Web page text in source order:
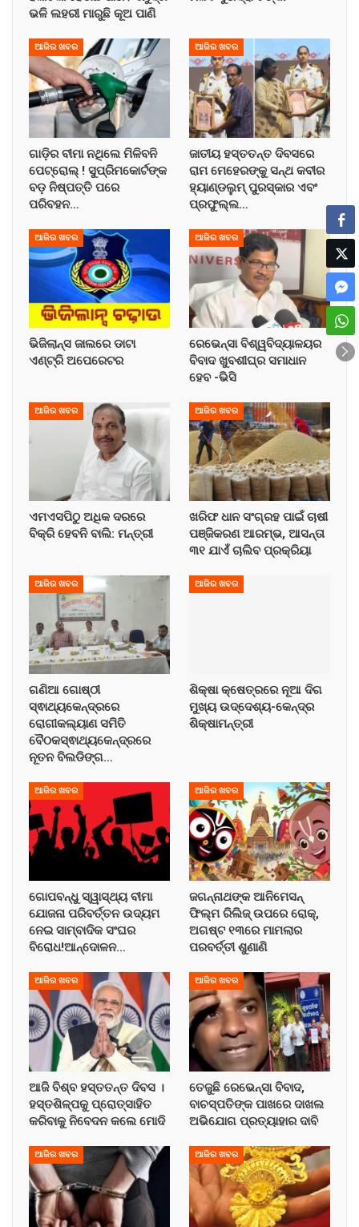
ଭଳି ଲହରୀ ମାରୁଛି କୂଅ ପାଣି
ଆଜିର ଖବର
ଗାଡ଼ିର ବୀମା ନଥିଲେ ମିଳିବନି
ପେଟ୍ରୋଲ୍ ! ସୁପ୍ରିମକୋର୍ଟଙ୍କ
ବଡ଼ ନିଷ୍ପତ୍ତି ପରେ
ପରିବହନ…
ଆଜିର ଖବର
ଜାତୀୟ ହସ୍ତତନ୍ତ ଦିବସରେ
ରାମ ମେହେରଙ୍କୁ ସନ୍ଥ କବୀର
ହ୍ୟାଣ୍ଡଲୁମ୍ ପୁରସ୍କାର ଏବଂ
ପ୍ରଫୁଲ୍ଲ…
ଆଜିର ଖବର
ଭିଜିଲାନ୍ସ ଜାଲରେ ଡାଟା
ଏଣ୍ଟ୍ରି ଅପେରେଟର
ଆଜିର ଖବର
ରେଭେନ୍ସା ବିଶ୍ୱବିଦ୍ୟାଳୟର
ବିବାଦ ଖୁବଶୀଘ୍ର ସମାଧାନ
ହେବ -ଭିସି
ଆଜିର ଖବର
ଏମଏସପିଠୁ ଅଧିକ ଦରରେ
ବିକ୍ରି ହେବନି ବାଲି: ମନ୍ତ୍ରୀ
ଆଜିର ଖବର
ଖରିଫ ଧାନ ସଂଗ୍ରହ ପାଇଁ ଚାଷୀ
ପଞ୍ଜିକରଣ ଆରମ୍ଭ, ଆସନ୍ତା
୩୧ ଯାଏଁ ଚାଲିବ ପ୍ରକ୍ରିୟା
ଆଜିର ଖବର
ଗଣିଆ ଗୋଷ୍ଠୀ
ସ୍ଵାଥ୍ୟକେନ୍ଦ୍ରରେ
ରୋଗୀକଲ୍ୟାଣ ସମିତି
ବୈଠକସ୍ଵାଥ୍ୟକେନ୍ଦ୍ରରେ
ନୂତନ ବିଲଡିଙ୍ଗ…
ଆଜିର ଖବର
ଶିକ୍ଷା କ୍ଷେତ୍ରରେ ନୂଆ ଦିଗ
ମୁଖ୍ୟ ଉଦ୍ଦେଶ୍ୟ-କେନ୍ଦ୍ର
ଶିକ୍ଷାମନ୍ତ୍ରୀ
ଆଜିର ଖବର
ଗୋପବନ୍ଧୁ ସ୍ୱାସ୍ଥ୍ୟ ବୀମା
ଯୋଜନା ପରିବର୍ତ୍ତନ ଉଦ୍ୟମ
ନେଇ ସାମ୍ବାଦିକ ସଂଘର
ବିରୋଧ!ଆନ୍ଦୋଳନ…
ଆଜିର ଖବର
ଜଗନ୍ନାଥଙ୍କ ଆନିମେସନ୍
ଫିଲ୍ମ ରିଲିଜ୍ ଉପରେ ରୋକ୍,
ଅଗଷ୍ଟ ୧୩ରେ ମାମଲାର
ପରବର୍ତ୍ତୀ ଶୁଣାଣି
ଆଜିର ଖବର
ଆଜି ବିଶ୍ବ ହସ୍ତତନ୍ତ ଦିବସ ।
ହସ୍ତଶିଳ୍ପକୁ ପ୍ରୋତ୍ସାହିତ
କରିବାକୁ ନିବେଦନ କଲେ ମୋଦି
ଆଜିର ଖବର
ତେଜୁଛି ରେଭେନ୍ସା ବିବାଦ,
ବାଚସ୍ପତିଙ୍କ ପାଖରେ ଦାଖଲ
ଅଭିଯୋଗ ପ୍ରତ୍ୟାହାର ଦାବି
ଆଜିର ଖବର ଆଜିର ଖବର